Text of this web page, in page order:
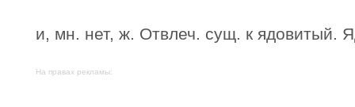
и, мн. нет, ж. Отвлеч. сущ. к ядовитый.
На правах рекламы: